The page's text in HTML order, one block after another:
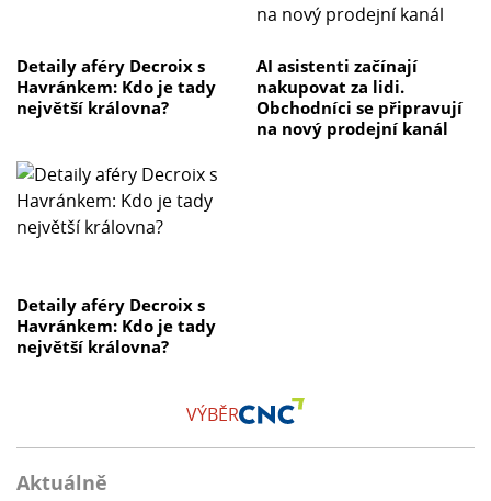
Detaily aféry Decroix s
Havránkem: Kdo je tady
největší královna?
AI asistenti začínají
nakupovat za lidi.
Obchodníci se připravují
na nový prodejní kanál
Detaily aféry Decroix s
Havránkem: Kdo je tady
největší královna?
VÝBĚR
Aktuálně